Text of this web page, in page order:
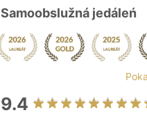
Samoobslužná jedáleń
9.4